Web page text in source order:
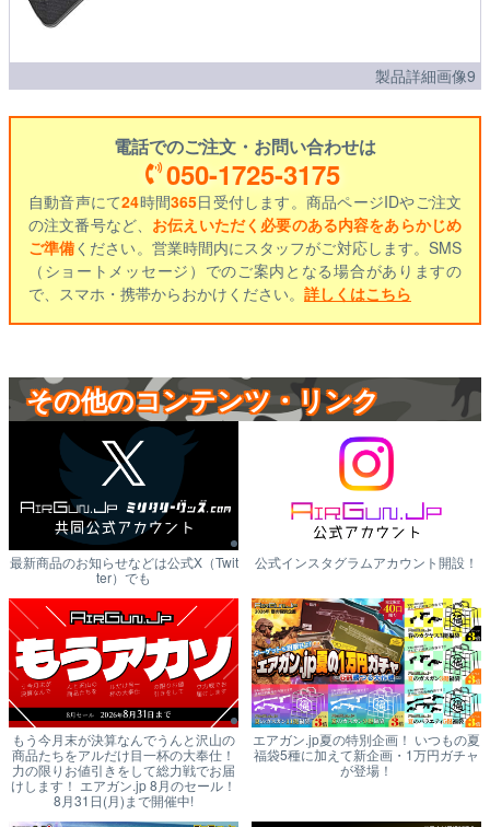
製品詳細画像9
電話でのご注文・お問い合わせは
050-1725-3175
自動音声にて24時間365日受付します。商品ページIDやご注文
の注文番号など、 お伝えいただく必要のある内容をあらかじめ
ご準備ください。営業時間内にスタッフがご対応します。SMS
（ショートメッセージ）でのご案内となる場合がありますの
で、スマホ・携帯からおかけください。 詳しくはこちら
その他のコンテンツ・リンク
最新商品のお知らせなどは公式X（Twit
ter）でも
公式インスタグラムアカウント開設！
もう今月末が決算なんでうんと沢山の
商品たちをアルだけ目一杯の大奉仕！
力の限りお値引きをして総力戦でお届
けします！ エアガン.jp 8月のセール！
8月31日(月)まで開催中!
エアガン.jp夏の特別企画！ いつもの夏
福袋5種に加えて新企画・1万円ガチャ
が登場！